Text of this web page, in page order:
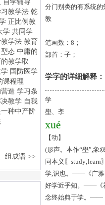
分门别类的有系统的
教
笔画数：8；
部首：子；
学字的详细解释：
学
壆、斈
xué
【动】
(形声。本作“壆”,象
同本义〖study;learn〗
学,识也。——《广雅
好学近乎知。——《
念终始典于学。——